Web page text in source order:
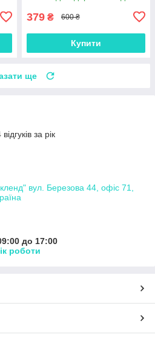
379 ₴ 600 ₴
Купити
ще
за рік
вул. Березова 44, офіс 71,
до 17:00
роботи